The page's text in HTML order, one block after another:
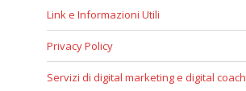
Link e Informazioni Utili
Privacy Policy
Servizi di digital marketing e digital coach